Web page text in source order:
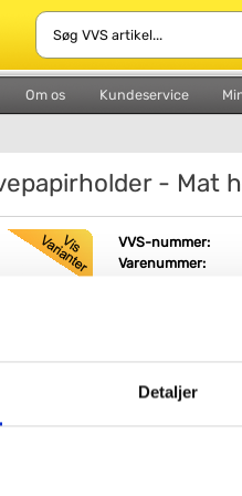
Detaljer
Om os Kundeservice
- Mat
VVS-nummer:
Varenummer: